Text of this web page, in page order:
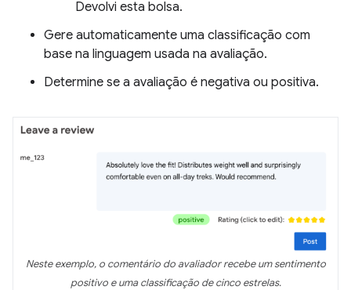
Devolvi esta bolsa.
Gere automaticamente uma classificação com
base na linguagem usada na avaliação.
Determine se a avaliação é negativa ou positiva.
Neste exemplo, o comentário do avaliador recebe um sentimento
positivo e uma classificação de cinco estrelas.